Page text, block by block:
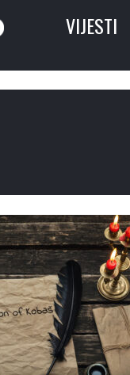
VIJESTI